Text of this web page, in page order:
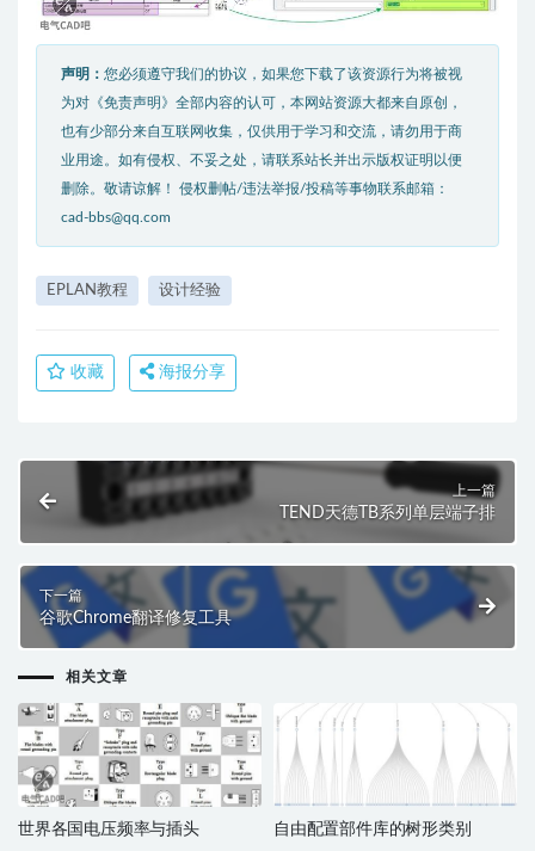
声明： 您必须遵守我们的协议，如果您下载了该资源行为将被视
为对《免责声明》全部内容的认可，本网站资源大都来自原创，
也有少部分来自互联网收集，仅供用于学习和交流，请勿用于商
业用途。如有侵权、不妥之处，请联系站长并出示版权证明以便
删除。敬请谅解！ 侵权删帖/违法举报/投稿等事物联系邮箱：
cad-bbs@qq.com
EPLAN教程 设计经验
收藏 海报分享
上一篇
TEND天德TB系列单层端子排
下一篇
谷歌Chrome翻译修复工具
相关文章
世界各国电压频率与插头 自由配置部件库的树形类别